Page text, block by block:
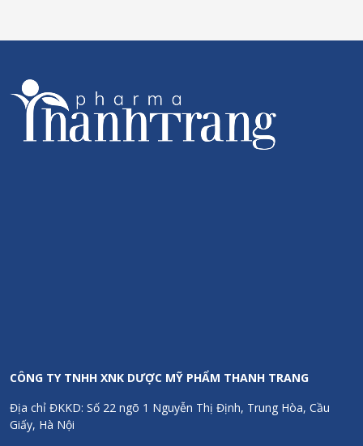
CÔNG TY TNHH XNK DƯỢC MỸ PHẨM THANH TRANG
Địa chỉ ĐKKD: Số 22 ngõ 1 Nguyễn Thị Định, Trung Hòa, Cầu
Giấy, Hà Nội